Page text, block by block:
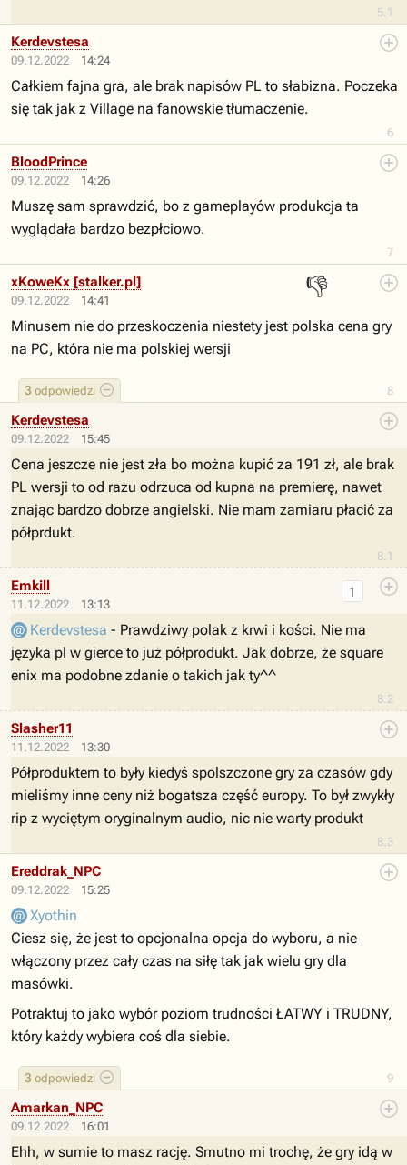
5.1
09.12.2022 14:24
6
Kerdevstesa
Całkiem fajna gra, ale brak napisów PL to słabizna. Poczeka
się tak jak z Village na fanowskie tłumaczenie.
09.12.2022 14:26
7
BloodPrince
Muszę sam sprawdzić, bo z gameplayów produkcja ta
wyglądała bardzo bezpłciowo.
09.12.2022 14:41
👎
8
3 odpowiedzi
xKoweKx [stalker.pl]
Minusem nie do przeskoczenia niestety jest polska cena gry
na PC, która nie ma polskiej wersji
09.12.2022 15:45
8.1
Kerdevstesa
Cena jeszcze nie jest zła bo można kupić za 191 zł, ale brak
PL wersji to od razu odrzuca od kupna na premierę, nawet
znając bardzo dobrze angielski. Nie mam zamiaru płacić za
półprdukt.
11.12.2022 13:13
8.2
1
Emkill
Kerdevstesa - Prawdziwy polak z krwi i kości. Nie ma
języka pl w gierce to już półprodukt. Jak dobrze, że square
enix ma podobne zdanie o takich jak ty^^
11.12.2022 13:30
8.3
Slasher11
Półproduktem to były kiedyś spolszczone gry za czasów gdy
mieliśmy inne ceny niż bogatsza część europy. To był zwykły
rip z wyciętym oryginalnym audio, nic nie warty produkt
09.12.2022 15:25
9
3 odpowiedzi
Ereddrak_NPC
Xyothin
Ciesz się, że jest to opcjonalna opcja do wyboru, a nie
włączony przez cały czas na siłę tak jak wielu gry dla
masówki.
Potraktuj to jako wybór poziom trudności ŁATWY i TRUDNY,
który każdy wybiera coś dla siebie.
09.12.2022 16:01
Amarkan_NPC
Ehh, w sumie to masz rację. Smutno mi trochę, że gry idą w